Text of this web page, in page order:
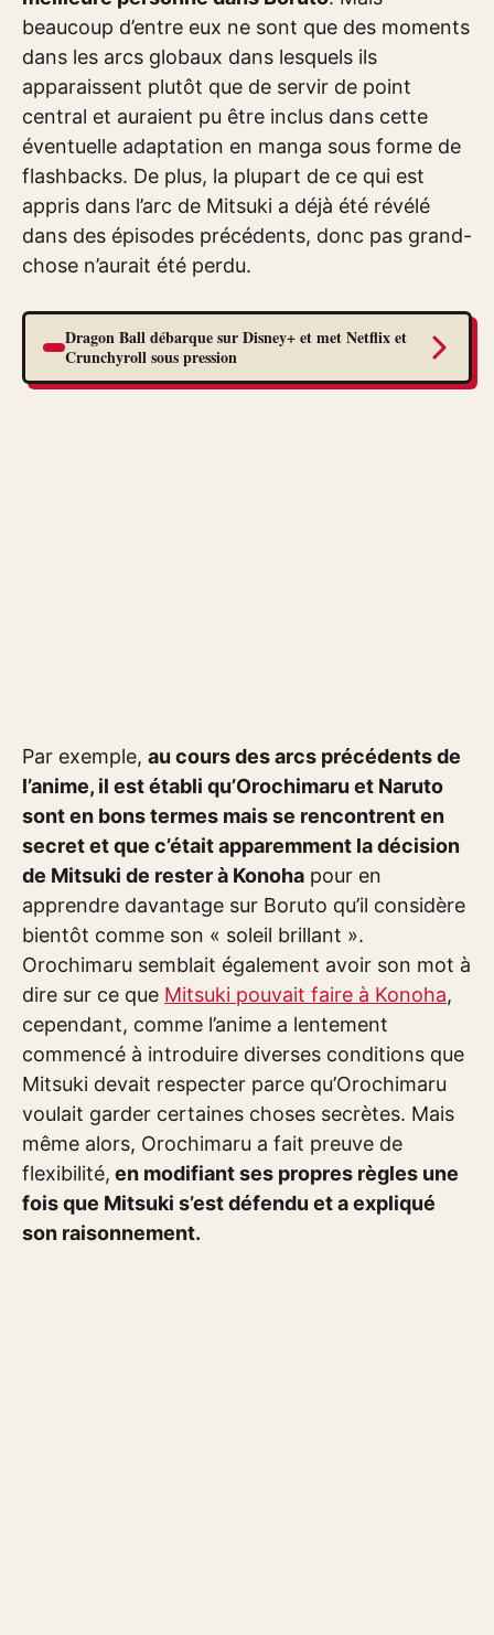
beaucoup d’entre eux ne sont que des moments
dans les arcs globaux dans lesquels ils
apparaissent plutôt que de servir de point
central et auraient pu être inclus dans cette
éventuelle adaptation en manga sous forme de
flashbacks. De plus, la plupart de ce qui est
appris dans l’arc de Mitsuki a déjà été révélé
dans des épisodes précédents, donc pas grand-
chose n’aurait été perdu.
Dragon Ball débarque sur Disney+ et met Netflix et
Crunchyroll sous pression
Par exemple, au cours des arcs précédents de
l’anime, il est établi qu’Orochimaru et Naruto
sont en bons termes mais se rencontrent en
secret et que c’était apparemment la décision
de Mitsuki de rester à Konoha pour en
apprendre davantage sur Boruto qu’il considère
bientôt comme son « soleil brillant ».
Orochimaru semblait également avoir son mot à
dire sur ce que Mitsuki pouvait faire à Konoha,
cependant, comme l’anime a lentement
commencé à introduire diverses conditions que
Mitsuki devait respecter parce qu’Orochimaru
voulait garder certaines choses secrètes. Mais
même alors, Orochimaru a fait preuve de
flexibilité, en modifiant ses propres règles une
fois que Mitsuki s’est défendu et a expliqué
son raisonnement.